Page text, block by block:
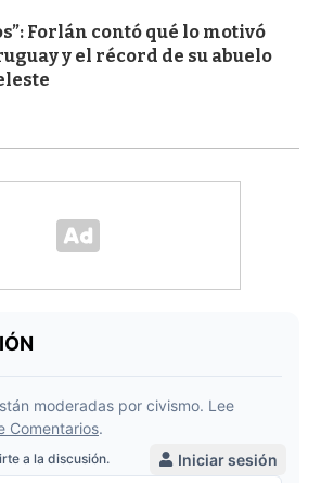
Forlán contó qué lo motivó
y el récord de su abuelo